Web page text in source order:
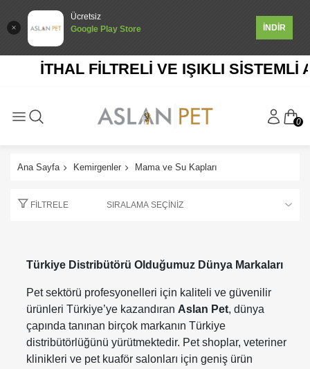
Ücretsiz
Google Play Store
İNDİR
İTHAL FİLTRELİ VE IŞIKLI SİSTEMLİ
0
Ana Sayfa Kemirgenler Mama ve Su Kapları
FILTRELE
Türkiye Distribütörü Olduğumuz Dünya Markaları
Pet sektörü profesyonelleri için kaliteli ve güvenilir
ürünleri Türkiye’ye kazandıran Aslan Pet, dünya
çapında tanınan birçok markanın Türkiye
distribütörlüğünü yürütmektedir. Pet shoplar, veteriner
klinikleri ve pet kuaför salonları için geniş ürün